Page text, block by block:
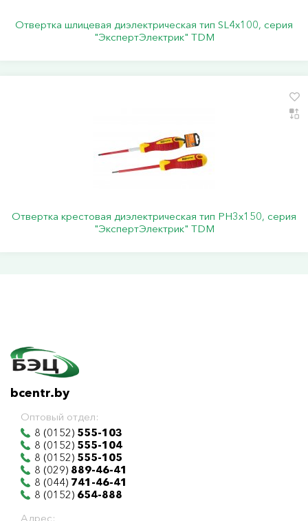
Отвертка шлицевая диэлектрическая тип SL4х100, серия
"ЭкспертЭлектрик" TDM
Отвертка крестовая диэлектрическая тип РН3х150, серия
"ЭкспертЭлектрик" TDM
bcentr.by
Оптовый отдел:
8 (0152) 555-103
8 (0152) 555-104
8 (0152) 555-105
8 (029) 889-46-41
8 (044) 741-46-41
8 (0152) 654-888
Адрес: